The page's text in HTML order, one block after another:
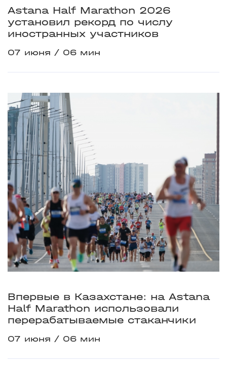
Astana Half Marathon 2026
установил рекорд по числу
иностранных участников
07 июня 06 мин
Впервые в Казахстане: на Astana
Half Marathon использовали
перерабатываемые стаканчики
07 июня 06 мин